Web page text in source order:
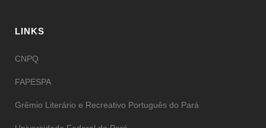
LINKS
CNPQ
FAPESPA
Grêmio Literário e Recreativo Português do Pará